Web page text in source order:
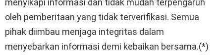
oleh pemberitaan yang tidak terverifikasi. Semua
pihak diimbau menjaga integritas dalam
menyebarkan informasi demi kebaikan bersama.(*)